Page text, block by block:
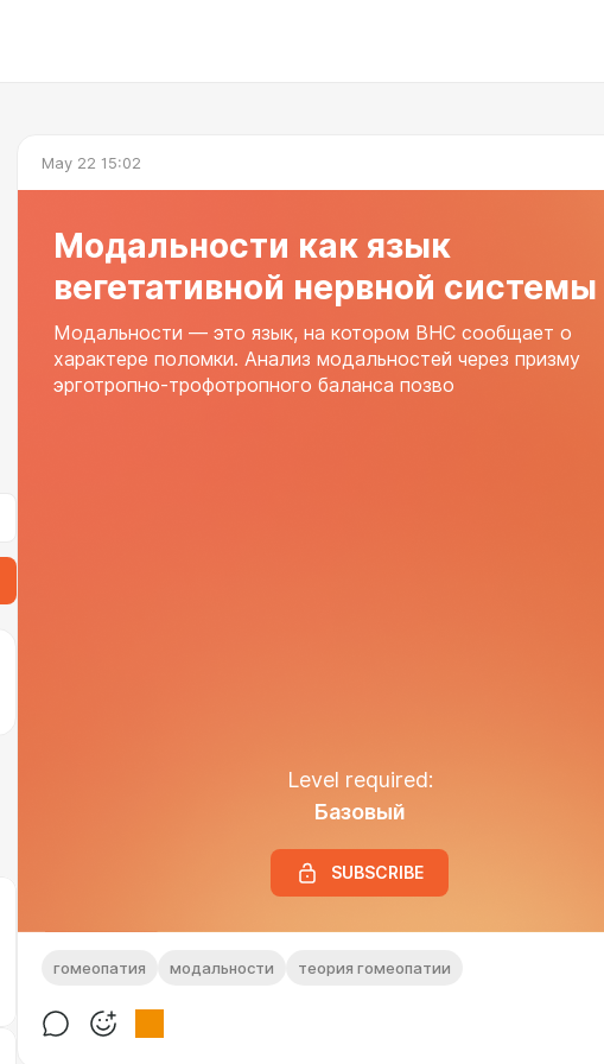
May 22 15:02
Модальности как язык
вегетативной нервной системы
Модальности — это язык, на котором ВНС сообщает о
характере поломки. Анализ модальностей через призму
эрготропно-трофотропного баланса позво
Level required:
Базовый
SUBSCRIBE
гомеопатия модальности теория гомеопатии